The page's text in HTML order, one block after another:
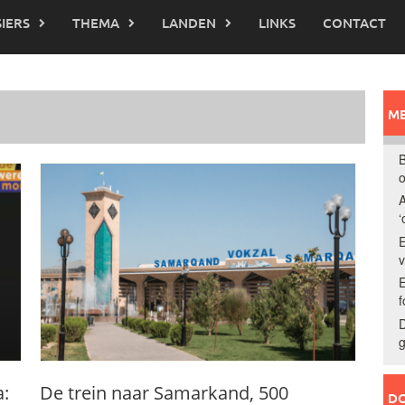
THEMA LANDEN LINKS CONTACT
De trein naar Samarkand, 500